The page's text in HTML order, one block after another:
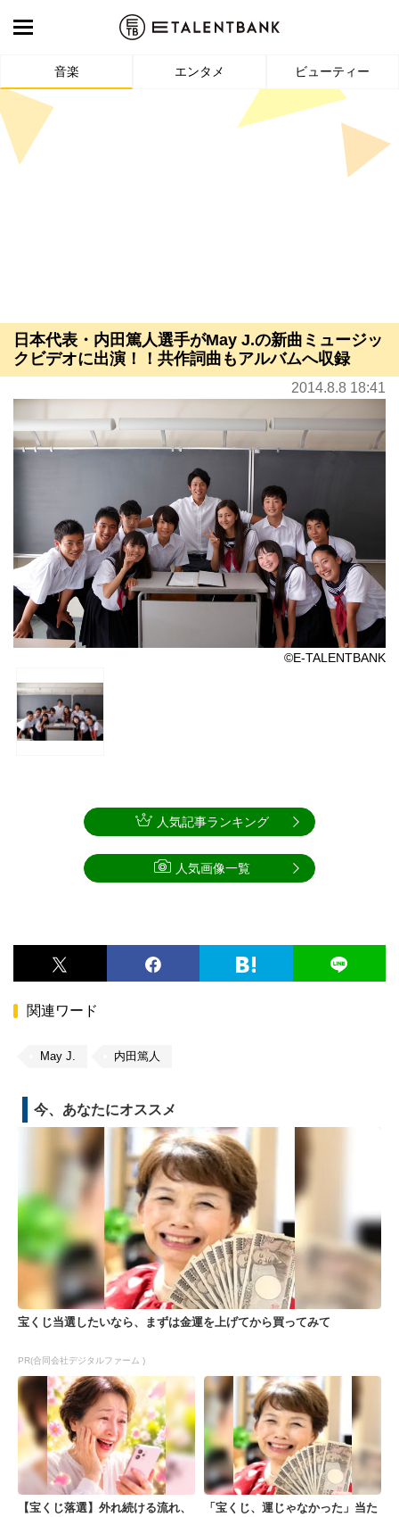
音楽 エンタメ ビューティー
日本代表・内田篤人選手がMay J.の新曲ミュージッ
クビデオに出演！！共作詞曲もアルバムへ収録
2014.8.8 18:41
©E-TALENTBANK
関連ワード
May J. 内田篤人
人気記事ランキング
人気画像一覧
今、あなたにオススメ
宝くじ当選したいなら、まずは金運を上げてから買ってみて
PR(合同会社デジタルファーム )
【宝くじ落選】外れ続ける流れ、
「宝くじ、運じゃなかった」当た